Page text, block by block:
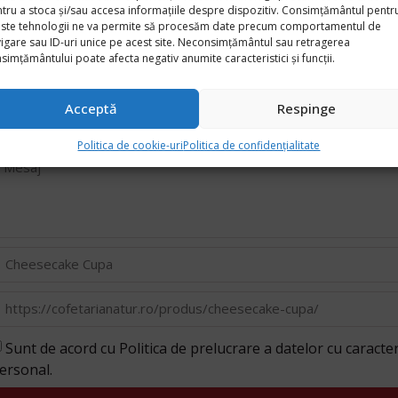
a stoca și/sau accesa informațiile despre dispozitiv. Consimțământul
tehnologii ne va permite să procesăm date precum comportamentul de
sau ID-uri unice pe acest site. Neconsimțământul sau retragerea
poate afecta negativ anumite caracteristici și funcții.
Acceptă Respinge
Politica de cookie-uriPolitica de confidențialitate
Cere oferta
Sunt de acord cu Politica de prelucrare a datelor cu